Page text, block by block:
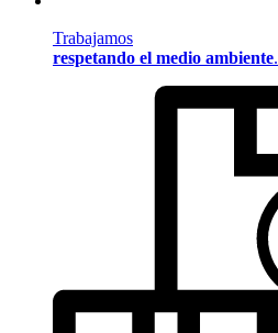
Trabajamos
respetando el medio ambiente.